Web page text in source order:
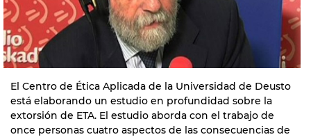
El Centro de Ética Aplicada de la Universidad de Deusto
está elaborando un estudio en profundidad sobre la
extorsión de ETA. El estudio aborda con el trabajo de
once personas cuatro aspectos de las consecuencias de